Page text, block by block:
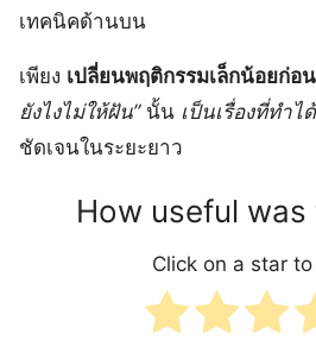
เทคนิคด้านบน
เพียง เปลี่ยนพฤติกรรมเล็กน้อยก่อ
ยังไงไม่ให้ฝัน”นั้น เป็นเรื่องที่ทำไ
ชัดเจนในระยะยาว
How useful
Click on a star